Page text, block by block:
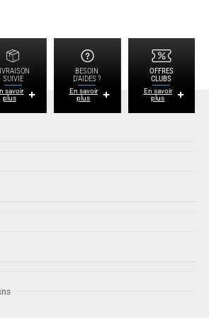
SUIVIE
savoir
plus
BESOIN
D'AIDES ?
En savoir
plus
OFFRES
CLUBS
En savoir
plus